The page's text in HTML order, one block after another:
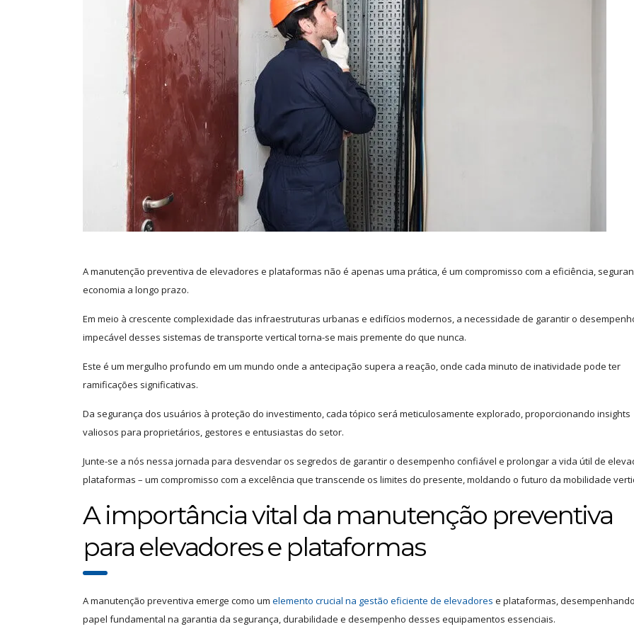
A manutenção preventiva de elevadores e plataformas não é apenas uma prática, é um compromisso com a eficiência,
economia a longo prazo.
Em meio à crescente complexidade das infraestruturas urbanas e edifícios modernos, a necessidade de garantir o
impecável desses sistemas de transporte vertical torna-se mais premente do que nunca.
Este é um mergulho profundo em um mundo onde a antecipação supera a reação, onde cada minuto de inatividade pode ter
ramificações significativas.
Da segurança dos usuários à proteção do investimento, cada tópico será meticulosamente explorado, proporcionando insights
valiosos para proprietários, gestores e entusiastas do setor.
Junte-se a nós nessa jornada para desvendar os segredos de garantir o desempenho confiável e prolongar a vida útil de
plataformas – um compromisso com a excelência que transcende os limites do presente, moldando o futuro da mobilidade
A importância vital da manutenção preventiva
para elevadores e plataformas
A manutenção preventiva emerge como um elemento crucial na gestão eficiente de elevadores e plataformas,
papel fundamental na garantia da segurança, durabilidade e desempenho desses equipamentos essenciais.